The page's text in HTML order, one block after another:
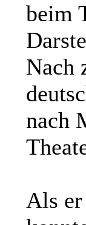
beim
Nach
nach
Als